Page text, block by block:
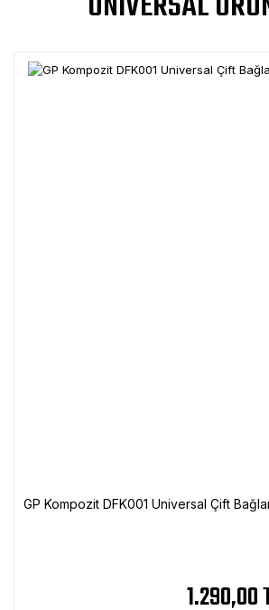
GP Kompozit DFK001 Universal Çift
1.290,00